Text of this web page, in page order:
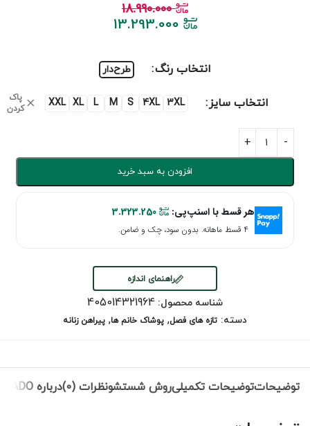
18.990.000
13.293.000
انتخاب رنگ طرح‌دار
انتخاب سایز 3XL
4XL
S
M
L
XL
XXL
پاک
کردن
افزودن به سبد خرید
هر قسط با اسنپ‌پی: 3.323.250
۴ قسط ماهانه. بدون سود، چک و ضامن.
راهنمای اندازه
شناسه محصول: 405014321964
دسته: تازه های فصل, پوشاک خانم ها, پیراهن زنانه
توضیحاتتوضیحات تکمیلیروش شستشونظرات (0) درباره NEVADO